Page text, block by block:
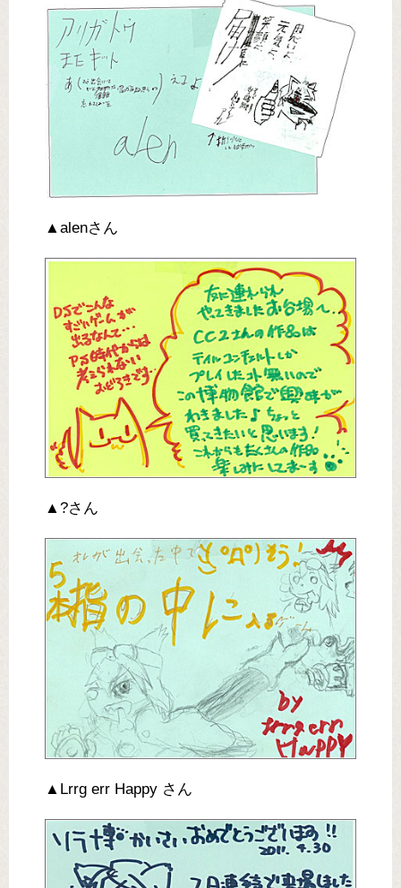
▲alenさん
▲?さん
▲Lrrg err Happy さん